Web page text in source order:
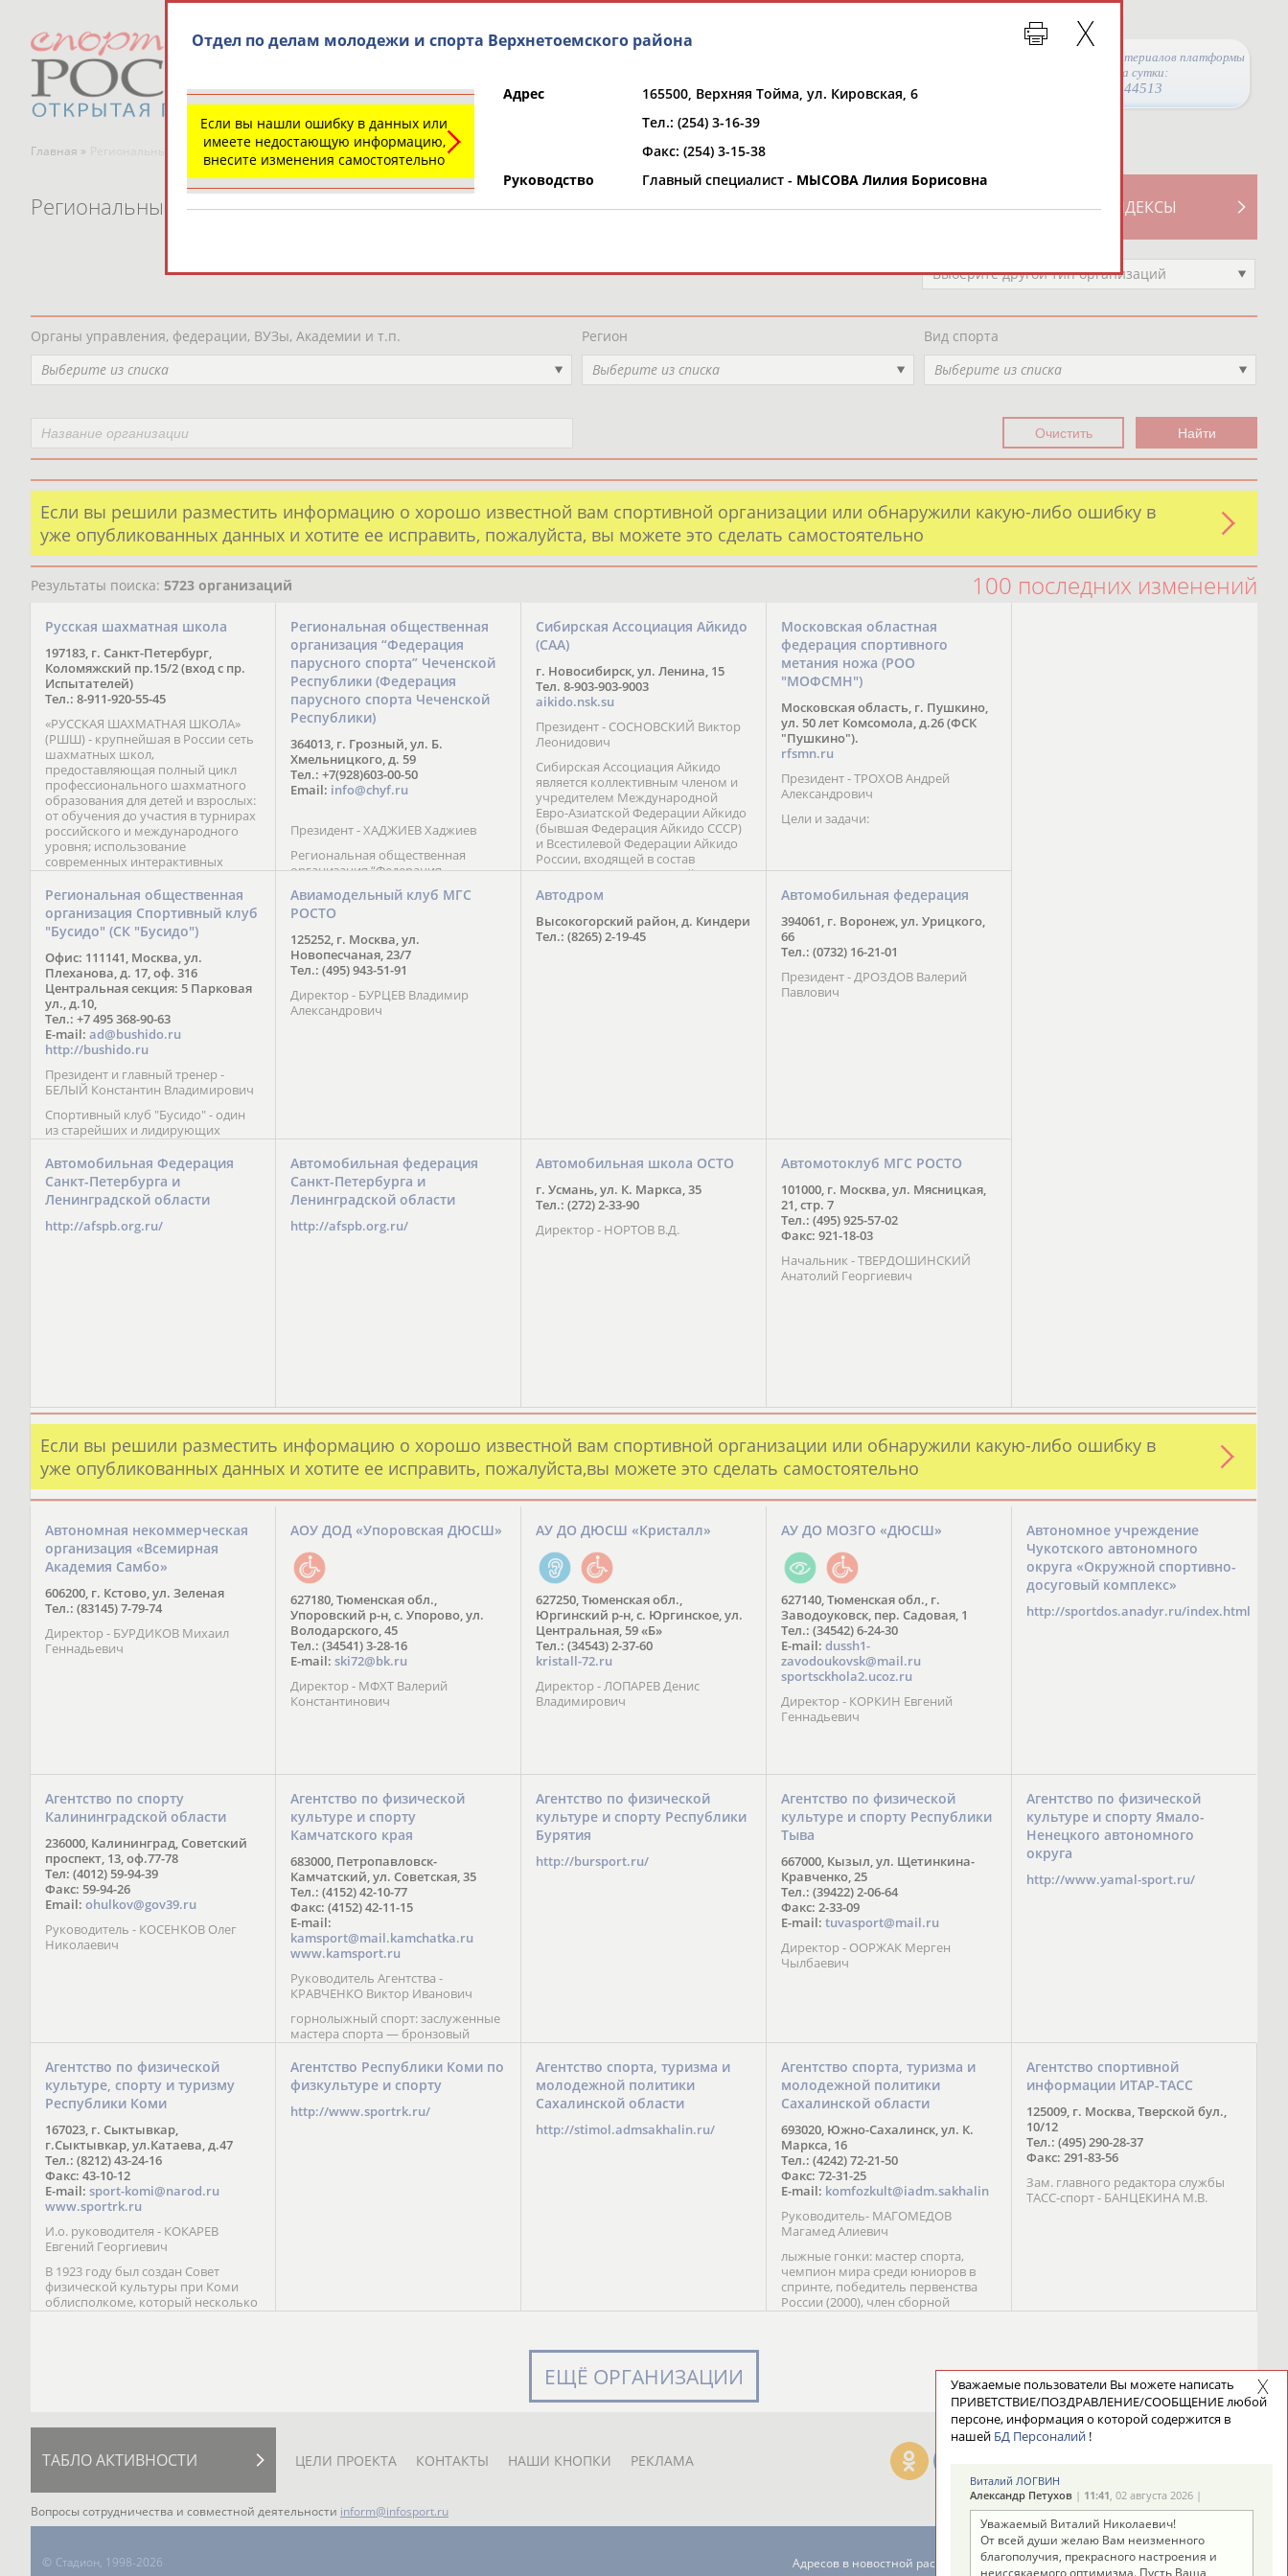
Просмотры материалов платформы
за сутки:
44513
Главная » Региональные спортивные организации
СВОДНЫЕ ИНДЕКСЫ
ТАБЛО АКТИВНОСТИ
РЕСУРСНАЯ ПЛОЩАДКА
Региональные спортивные организации
Выберите другой тип организаций
Органы управления, федерации, ВУЗы, Академии и т.п.
Выберите из списка
Регион
Выберите из списка
Вид спорта
Выберите из списка
Если вы решили разместить информацию о хорошо известной вам спортивной организации или обнаружили какую-либо ошибку в
уже опубликованных данных и хотите ее исправить, пожалуйста, вы можете это сделать самостоятельно
Результаты поиска: 5723 организаций 100 последних изменений
Русская шахматная школа
197183, г. Санкт-Петербург,
Коломяжский пр.15/2 (вход с пр.
Испытателей)
Тел.: 8-911-920-55-45
«РУССКАЯ ШАХМАТНАЯ ШКОЛА»
(РШШ) - крупнейшая в России сеть
шахматных школ,
предоставляющая полный цикл
профессионального шахматного
образования для детей и взрослых:
от обучения до участия в турнирах
российского и международного
уровня; использование
современных интерактивных
методик подачи материала;
обучение на русском и английском
языках; специалисты с опытом
преподавания более 20 лет;
направленность на общее
развитие ребенка: проведение
творческих мастер-классов, уроков
по истории и литературе,
организация регулярных
шахматных сборов на спортивных
базах и в детских лагерях,
проведение встреч с выдающимися
шахматистами; корпоративное
обучение; онлайн обучение в
форме вебинаров и
индивидуальных занятий, круглые
столы российских и
международных тренеров,
трансляция мероприятий и
турниров.
Региональная общественная
организация “Федерация
парусного спорта” Чеченской
Республики (Федерация
парусного спорта Чеченской
Республики)
364013, г. Грозный, ул. Б.
Хмельницкого, д. 59
Тел.: +7(928)603-00-50
Email: info@chyf.ru
Президент - ХАДЖИЕВ Хаджиев
Региональная общественная
организация “Федерация
парусного спорта” Чеченской
Республики начала свою
деятельность в декабре 2016 года.
Миссия федерации состоит в
популяризации парусного спорта,
привлечении и содействии
развитию спорта в этом регионе и
спортсменов на российских и
международных соревнованиях.
Сибирская Ассоциация Айкидо
(САА)
г. Новосибирск, ул. Ленина, 15
Тел. 8-903-903-9003
aikido.nsk.su
Президент - СОСНОВСКИЙ Виктор
Леонидович
Сибирская Ассоциация Айкидо
является коллективным членом и
учредителем Международной
Евро-Азиатской Федерации Айкидо
(бывшая Федерация Айкидо СССР)
и Всестилевой Федерации Айкидо
России, входящей в состав
Национального Совета Айкидо
России, президентом которого
является С. В. Киреенко
Московская областная
федерация спортивного
метания ножа (РОО
"МОФСМН")
Московская область, г. Пушкино,
ул. 50 лет Комсомола, д.26 (ФСК
"Пушкино").
rfsmn.ru
Президент - ТРОХОВ Андрей
Александрович
Цели и задачи:
Региональная общественная
организация Спортивный клуб
"Бусидо" (СК "Бусидо")
Офис: 111141, Москва, ул.
Плеханова, д. 17, оф. 316
Центральная секция: 5 Парковая
ул., д.10,
Тел.: +7 495 368-90-63
E-mail: ad@bushido.ru
http://bushido.ru
Президент и главный тренер -
БЕЛЫЙ Константин Владимирович
Спортивный клуб "Бусидо" - один
из старейших и лидирующих
клубов России, изучающих и
развивающих различные боевые
искусства и, прежде всего, каратэ
Кёкусинкай - первого в мире стиля
контактного каратэ, получившего
огромное развитие во всем
мире. Однако, спектр интересов
Авиамодельный клуб МГС
РОСТО
125252, г. Москва, ул.
Новопесчаная, 23/7
Тел.: (495) 943-51-91
Директор - БУРЦЕВ Владимир
Александрович
Автодром
Высокогорский район, д. Киндери
Тел.: (8265) 2-19-45
Автомобильная федерация
394061, г. Воронеж, ул. Урицкого,
66
Тел.: (0732) 16-21-01
Президент - ДРОЗДОВ Валерий
Павлович
Автомобильная Федерация
Санкт-Петербурга и
Ленинградской области
http://afspb.org.ru/
Автомобильная федерация
Санкт-Петербурга и
Ленинградской области
http://afspb.org.ru/
Автомобильная школа ОСТО
г. Усмань, ул. К. Маркса, 35
Тел.: (272) 2-33-90
Директор - НОРТОВ В.Д.
Автомотоклуб МГС РОСТО
101000, г. Москва, ул. Мясницкая,
21, стр. 7
Тел.: (495) 925-57-02
Факс: 921-18-03
Начальник - ТВЕРДОШИНСКИЙ
Анатолий Георгиевич
Если вы решили разместить информацию о хорошо известной вам спортивной организации или обнаружили какую-либо ошибку в
уже опубликованных данных и хотите ее исправить, пожалуйста,вы можете это сделать самостоятельно
Автономная некоммерческая
организация «Всемирная
Академия Самбо»
606200, г. Кстово, ул. Зеленая
Тел.: (83145) 7-79-74
Директор - БУРДИКОВ Михаил
Геннадьевич
АОУ ДОД «Упоровская ДЮСШ»
627180, Тюменская обл.,
Упоровский р-н, с. Упорово, ул.
Володарского, 45
Тел.: (34541) 3-28-16
E-mail: ski72@bk.ru
Директор - МФХТ Валерий
Константинович
АУ ДО ДЮСШ «Кристалл»
627250, Тюменская обл.,
Юргинский р-н, с. Юргинское, ул.
Центральная, 59 «Б»
Тел.: (34543) 2-37-60
kristall-72.ru
Директор - ЛОПАРЕВ Денис
Владимирович
АУ ДО МОЗГО «ДЮСШ»
627140, Тюменская обл., г.
Заводоуковск, пер. Садовая, 1
Тел.: (34542) 6-24-30
​E-mail: dussh1-
zavodoukovsk@mail.ru
sportsckhola2.ucoz.ru
Директор - КОРКИН Евгений
Геннадьевич
Автономное учреждение
Чукотского автономного
округа «Окружной спортивно-
досуговый комплекс»
http://sportdos.anadyr.ru/index.html
Агентство по спорту
Калининградской области
236000, Калининград, Советский
проспект, 13, оф.77-78
Тел: (4012) 59-94-39
Факс: 59-94-26
Email: ohulkov@gov39.ru
Руководитель - КОСЕНКОВ Олег
Николаевич
Агентство по физической
культуре и спорту
Камчатского края
683000, Петропавловск-
Камчатский, ул. Советская, 35
Тел.: (4152) 42-10-77
Факс: (4152) 42-11-15
E-mail:
kamsport@mail.kamchatka.ru
www.kamsport.ru
Руководитель Агентства -
КРАВЧЕНКО Виктор Иванович
горнолыжный спорт: заслуженные
мастера спорта — бронзовый
призер Кубка мира (1997),
обладатель Кубка Европы (2002) В.
Зеленская; бронзовый призер
Паралимпийских игр в Солт-Лейк-
Сити (2002) А. Мошкин; мастер
Агентство по физической
культуре и спорту Республики
Бурятия
http://bursport.ru/
Агентство по физической
культуре и спорту Республики
Тыва
667000, Кызыл, ул. Щетинкина-
Кравченко, 25
Тел.: (39422) 2-06-64
Факс: 2-33-09
E-mail: tuvasport@mail.ru
Директор - ООРЖАК Мерген
Чылбаевич
Агентство по физической
культуре и спорту Ямало-
Ненецкого автономного
округа
http://www.yamal-sport.ru/
Агентство по физической
культуре, спорту и туризму
Республики Коми
167023, г. Сыктывкар,
г.Сыктывкар, ул.Катаева, д.47
Тел.: (8212) 43-24-16
Факс: 43-10-12
E-mail: sport-komi@narod.ru
www.sportrk.ru
И.о. руководителя - КОКАРЕВ
Евгений Георгиевич
В 1923 году был создан Совет
физической культуры при Коми
облисполкоме, который несколько
раз реорганизовывался; с 1994 года
Агентство Республики Коми по
физкультуре и спорту
http://www.sportrk.ru/
Агентство спорта, туризма и
молодежной политики
Сахалинской области
http://stimol.admsakhalin.ru/
Агентство спорта, туризма и
молодежной политики
Сахалинской области
693020, Южно-Сахалинск, ул. К.
Маркса, 16
Тел.: (4242) 72-21-50
Факс: 72-31-25
E-mail: komfozkult@iadm.sakhalin
Руководитель- МАГОМЕДОВ
Магамед Алиевич
лыжные гонки: мастер спорта,
чемпион мира среди юниоров в
спринте, победитель первенства
России (2000), член сборной
команды России С. Новиков;
Кубка России (1999) В. Разницын;
первенств России (1999, 2000), член
юниорской сборной команды
Агентство спортивной
информации ИТАР-ТАСС
125009, г. Москва, Тверской бул.,
10/12
Тел.: (495) 290-28-37
Факс: 291-83-56
Зам. главного редактора службы
ТАСС-спорт - БАНЦЕКИНА М.В.
ЕЩЁ ОРГАНИЗАЦИИ
Отдел по делам молодежи и спорта Верхнетоемского района
Если вы нашли ошибку в данных или
имеете недостающую информацию,
внесите изменения самостоятельно
Адрес
165500, Верхняя Тойма, ул. Кировская, 6
Тел.: (254) 3-16-39
Факс: (254) 3-15-38
Руководство
Главный специалист - МЫСОВА Лилия Борисовна
ТАБЛО АКТИВНОСТИ ЦЕЛИ ПРОЕКТА КОНТАКТЫ НАШИ КНОПКИ РЕКЛАМА
Вопросы сотрудничества и совместной деятельности inform@infosport.ru
© Стадион, 1998-2026 Адресов в новостной рассылке: 996
Уважаемые пользователи Вы можете написать
ПРИВЕТСТВИЕ/ПОЗДРАВЛЕНИЕ/СООБЩЕНИЕ любой
персоне, информация о которой содержится в
нашей БД Персоналий !
Виталий ЛОГВИН
Александр Петухов | 11:41, 02 августа 2026 |
Уважаемый Виталий Николаевич!
От всей души желаю Вам неизменного
благополучия, прекрасного настроения и
неиссякаемого оптимизма. Пусть Ваша